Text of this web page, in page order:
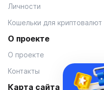
Личности
Кошельки для криптовалют
О проекте
О проекте
Контакты
Карта сайта